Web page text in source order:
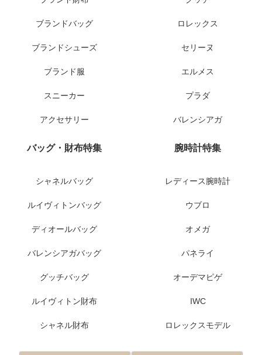
ブランドバッグ
ブランドシューズ
ブランド服
スニーカー
アクセサリー
ロレックス
セリーヌ
エルメス
プラダ
バレンシアガ
バッグ・財布特集
シャネルバッグ
ルイヴィトンバッグ
ディオールバッグ
バレンシアガバッグ
グッチバッグ
ルイヴィトン財布
シャネル財布
腕時計特集
レディース腕時計
ウブロ
オメガ
パネライ
オーデマピゲ
IWC
ロレックスモデル